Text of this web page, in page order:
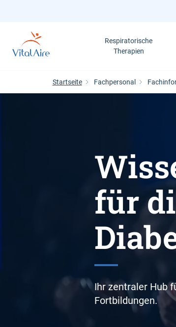
Respiratorische
Therapien
Startseite Fachpersonal
für
Ihr zentraler Hub
Fortbildungen.